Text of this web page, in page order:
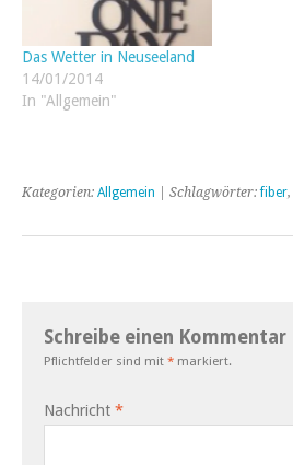
Das Wetter in Neuseeland
14/01/2014
In "Allgemein"
Kategorien: Allgemein | Schlagwörter:fiber,
Schreibe einen Kommentar
Pflichtfelder sind mit * markiert.
Nachricht *